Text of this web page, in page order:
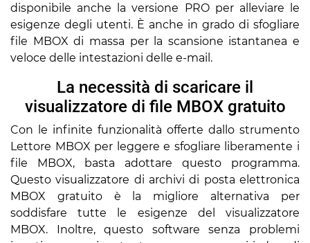
disponibile anche la versione PRO per alleviare le
esigenze degli utenti. È anche in grado di sfogliare
file MBOX di massa per la scansione istantanea e
veloce delle intestazioni delle e-mail.
La necessità di scaricare il
visualizzatore di file MBOX gratuito
Con le infinite funzionalità offerte dallo strumento
Lettore MBOX per leggere e sfogliare liberamente i
file MBOX, basta adottare questo programma.
Questo visualizzatore di archivi di posta elettronica
MBOX gratuito è la migliore alternativa per
soddisfare tutte le esigenze del visualizzatore
MBOX. Inoltre, questo software senza problemi